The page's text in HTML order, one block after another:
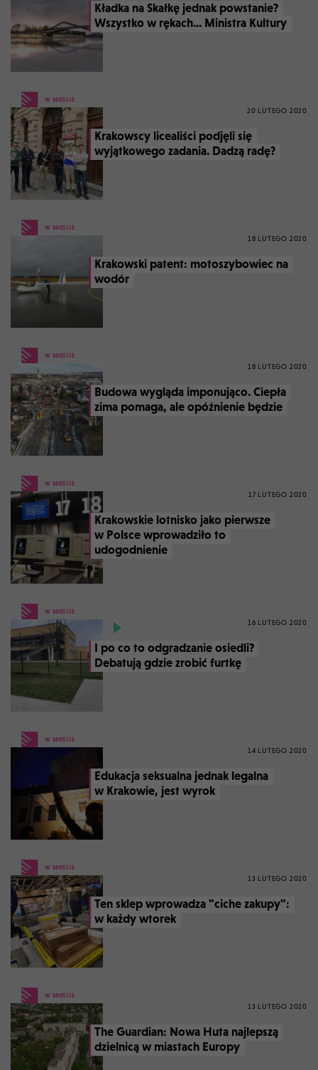
Kładka na Skałkę jednak powstanie?
Wszystko w rękach... Ministra Kultury
W MIEŚCIE
20 LUTEGO 2020
Krakowscy licealiści podjęli się
wyjątkowego zadania. Dadzą radę?
W MIEŚCIE
18 LUTEGO 2020
Krakowski patent: motoszybowiec na
wodór
W MIEŚCIE
18 LUTEGO 2020
Budowa wygląda imponująco. Ciepła
zima pomaga, ale opóźnienie będzie
W MIEŚCIE
17 LUTEGO 2020
Krakowskie lotnisko jako pierwsze
w Polsce wprowadziło to
udogodnienie
W MIEŚCIE
16 LUTEGO 2020
I po co to odgradzanie osiedli?
Debatują gdzie zrobić furtkę
W MIEŚCIE
14 LUTEGO 2020
Edukacja seksualna jednak legalna
w Krakowie, jest wyrok
W MIEŚCIE
13 LUTEGO 2020
Ten sklep wprowadza "ciche zakupy":
w każdy wtorek
W MIEŚCIE
13 LUTEGO 2020
The Guardian: Nowa Huta najlepszą
dzielnicą w miastach Europy